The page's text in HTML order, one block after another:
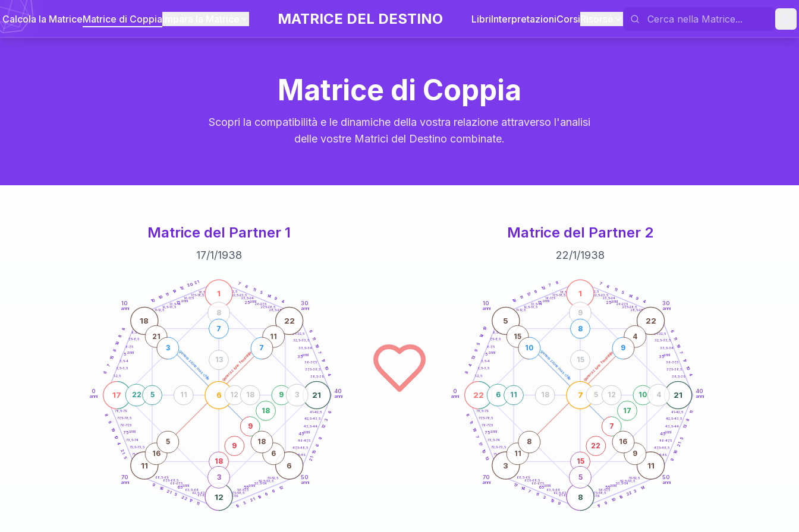
Calcola la MatriceMatrice di Coppia MATRICE DEL DESTINO LibriInterpretazioniCorsi
Matrice di Coppia
Scopri la compatibilità e le dinamiche della vostra relazione attraverso l'analisi
delle vostre Matrici del Destino combinate.
Matrice del Partner 1
17/1/1938
generazione maschile generazione femminile
0
anni
10
anni
30
anni
40
anni
50
anni
70
anni
1-2,5
2,5-3,5
3,5-4
6-7,5
7,5-8,5
8,5-9
11-12,5
12,5-13,5
13,5-14
16-17,5
17,5-18,5
18,5-19
21-22,5
22,5-23,5
23,5-24
26-27,5
27,5-28,5
28,5-29
31-32,5
32,5-33,5
33,5-34
36-37,5
37,5-38,5
38,5-39
41-42,5
42,5-43,5
43,5-44
46-47,5
47,5-48,5
48,5-49
51-52,5
52,5-53,5
53,5-54
56-57,5
57,5-58,5
58,5-59
61-62,5
62,5-63,5
63,5-64
66-67,5
67,5-68,5
68,5-69
71-72,5
72,5-73,5
73,5-74
76-77,5
77,5-78,5
78,5-79
6
7
15
8
16
8
8
10
10 11
19
12
20 21 7
6
11
5
14 9
4
6
11
18
7
17
10
4
6
3
12
9
6
15
21
12
6
6
18
21
3
15
11
17
22
5
21
16
9
5
21
4
10
19
9
8
17
1
21
12
6
18 22
11 6
18
9
9
18
9
22
8
3
3
5
7
12 18
11
13
21
3
11
7
16
5
6
18
5 anni
15 anni 25anni
35anni
45anni
55anni
65anni
75anni
Matrice del Partner 2
22/1/1938
generazione maschile generazione femminile
0
anni
10
anni
30
anni
40
anni
50
anni
70
anni
1-2,5
2,5-3,5
3,5-4
6-7,5
7,5-8,5
8,5-9
11-12,5
12,5-13,5
13,5-14
16-17,5
17,5-18,5
18,5-19
21-22,5
22,5-23,5
23,5-24
26-27,5
27,5-28,5
28,5-29
31-32,5
32,5-33,5
33,5-34
36-37,5
37,5-38,5
38,5-39
41-42,5
42,5-43,5
43,5-44
46-47,5
47,5-48,5
48,5-49
51-52,5
52,5-53,5
53,5-54
56-57,5
57,5-58,5
58,5-59
61-62,5
62,5-63,5
63,5-64
66-67,5
67,5-68,5
68,5-69
71-72,5
72,5-73,5
73,5-74
76-77,5
77,5-78,5
78,5-79
8
4
13
9
5
14
19
16 11
17
6
13 7
8 7
6
11
5
14 9
4
6
11
18
7
17
10
4
11
8
13
5
21
16
9
14
3
22
19
10
9
17
9
19
3
11
7
14
17
13
10
17
7
18
11
6
22
1
21
8
7
5 22
3 11
15
22
7
17
10
6
9
4
5
11
8
5 12
18
15
15
10
4
9
11
8
9
16
5 anni
15 anni 25anni
35anni
45anni
55anni
65anni
75anni